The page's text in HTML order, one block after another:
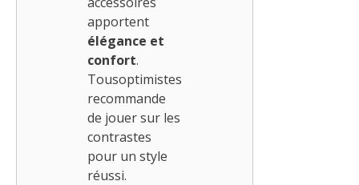
apportent
élégance et
confort.
Tousoptimistes
recommande
de jouer sur les
contrastes
pour un style
réussi.